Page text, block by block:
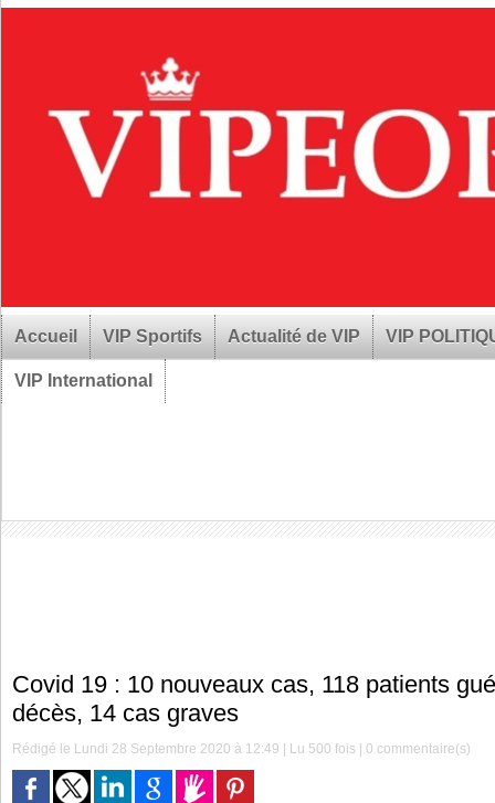
Accueil VIP Sportifs Actualité de VIP VIP
VIP International
Covid 19 : 10 nouveaux cas, 118 patients
décès, 14 cas graves
Rédigé le Lundi 28 Septembre 2020 à 12:49 | Lu 500 fois |0 commentaire(s)